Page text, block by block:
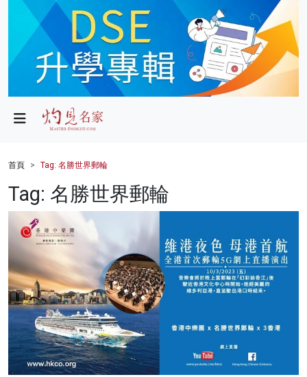
政局
財經
健康
商業
科技
影片
名家榜
灼見活動
首頁 Tag: 名勝世界郵輪
Tag: 名勝世界郵輪